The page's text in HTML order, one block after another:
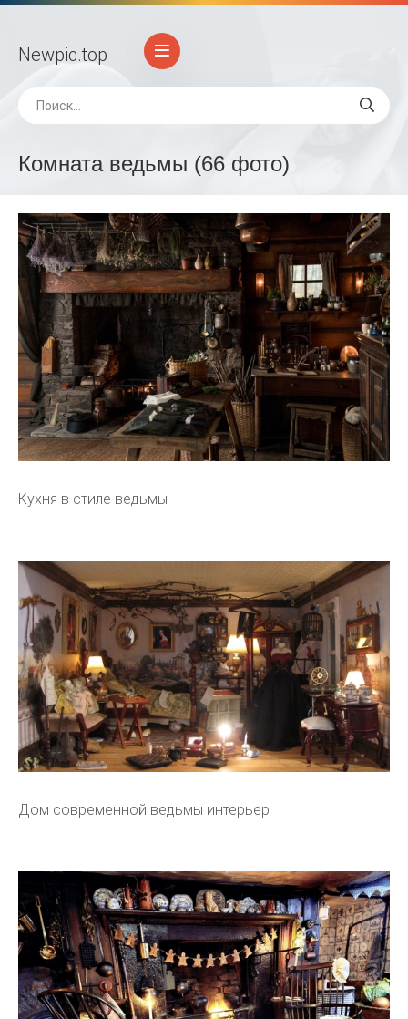
Newpic.top
Комната ведьмы (66 фото)
Кухня в стиле ведьмы
Дом современной ведьмы интерьер